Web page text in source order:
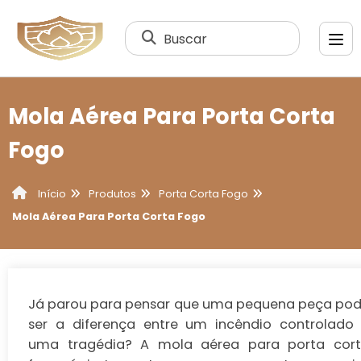
Buscar
Mola Aérea Para Porta Corta
Fogo
Início Produtos
Porta Corta Fogo
Mola Aérea Para Porta Corta Fogo
Já parou para pensar que uma pequena peça
ser a diferença entre um incêndio controlado
uma tragédia? A mola aérea para porta